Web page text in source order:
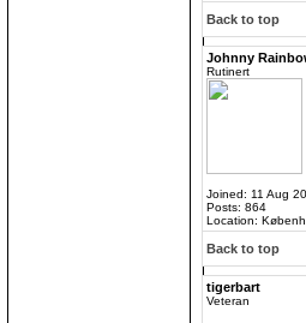
Back to top
Johnny
Rutinert
Joined: 11 Aug
Posts: 864
Location:
Back to top
tigerbart
Veteran